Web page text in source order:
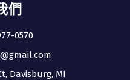
們
0570
Davisburg, MI